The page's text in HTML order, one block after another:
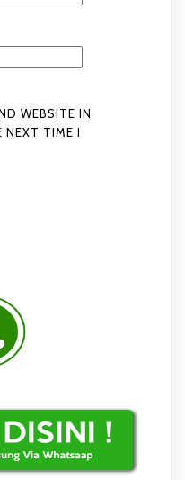
WEBSITE IN
NEXT TIME I